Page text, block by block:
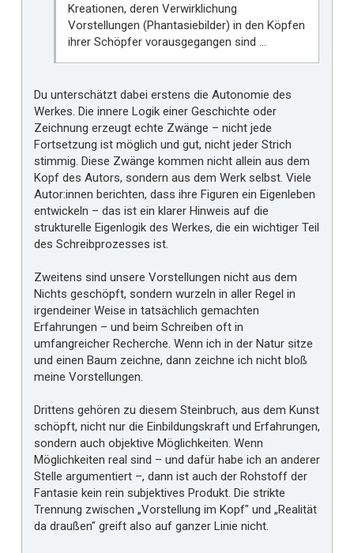
Kreationen, deren Verwirklichung
Vorstellungen (Phantasiebilder) in den Köpfen
ihrer Schöpfer vorausgegangen sind ...
Du unterschätzt dabei erstens die Autonomie des
Werkes. Die innere Logik einer Geschichte oder
Zeichnung erzeugt echte Zwänge – nicht jede
Fortsetzung ist möglich und gut, nicht jeder Strich
stimmig. Diese Zwänge kommen nicht allein aus dem
Kopf des Autors, sondern aus dem Werk selbst. Viele
Autor:innen berichten, dass ihre Figuren ein Eigenleben
entwickeln – das ist ein klarer Hinweis auf die
strukturelle Eigenlogik des Werkes, die ein wichtiger Teil
des Schreibprozesses ist.
Zweitens sind unsere Vorstellungen nicht aus dem
Nichts geschöpft, sondern wurzeln in aller Regel in
irgendeiner Weise in tatsächlich gemachten
Erfahrungen – und beim Schreiben oft in
umfangreicher Recherche. Wenn ich in der Natur sitze
und einen Baum zeichne, dann zeichne ich nicht bloß
meine Vorstellungen.
Drittens gehören zu diesem Steinbruch, aus dem Kunst
schöpft, nicht nur die Einbildungskraft und Erfahrungen,
sondern auch objektive Möglichkeiten. Wenn
Möglichkeiten real sind – und dafür habe ich an anderer
Stelle argumentiert –, dann ist auch der Rohstoff der
Fantasie kein rein subjektives Produkt. Die strikte
Trennung zwischen „Vorstellung im Kopf" und „Realität
da draußen" greift also auf ganzer Linie nicht.